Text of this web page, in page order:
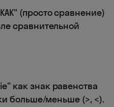
(просто сравнение)
сравнительной
как знак равенства
больше/меньше (>, <).